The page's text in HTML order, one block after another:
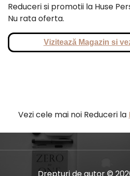
Reduceri si promotii la Huse
Nu rata oferta.
Vizitează Magazin si
Vezi cele mai noi Reduceri la